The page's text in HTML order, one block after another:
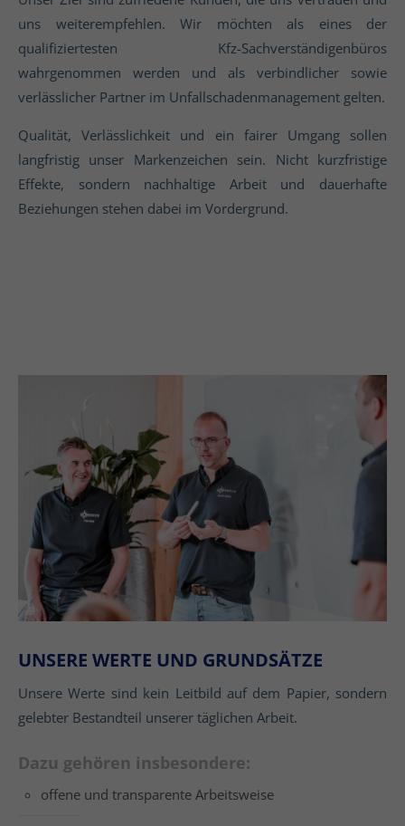
uns weiterempfehlen. Wir möchten als eines der
qualifiziertesten Kfz-Sachverständigenbüros
wahrgenommen werden und als verbindlicher sowie
verlässlicher Partner im Unfallschadenmanagement gelten.
Qualität, Verlässlichkeit und ein fairer Umgang sollen
langfristig unser Markenzeichen sein. Nicht kurzfristige
Effekte, sondern nachhaltige Arbeit und dauerhafte
Beziehungen stehen dabei im Vordergrund.
UNSERE WERTE UND GRUNDSÄTZE
Unsere Werte sind kein Leitbild auf dem Papier, sondern
gelebter Bestandteil unserer täglichen Arbeit.
Dazu gehören insbesondere:
offene und transparente Arbeitsweise